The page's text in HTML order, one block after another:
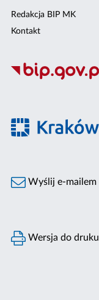
Redakcja BIP MK
Kontakt
Wyślij e-mailem
Wersja do druku